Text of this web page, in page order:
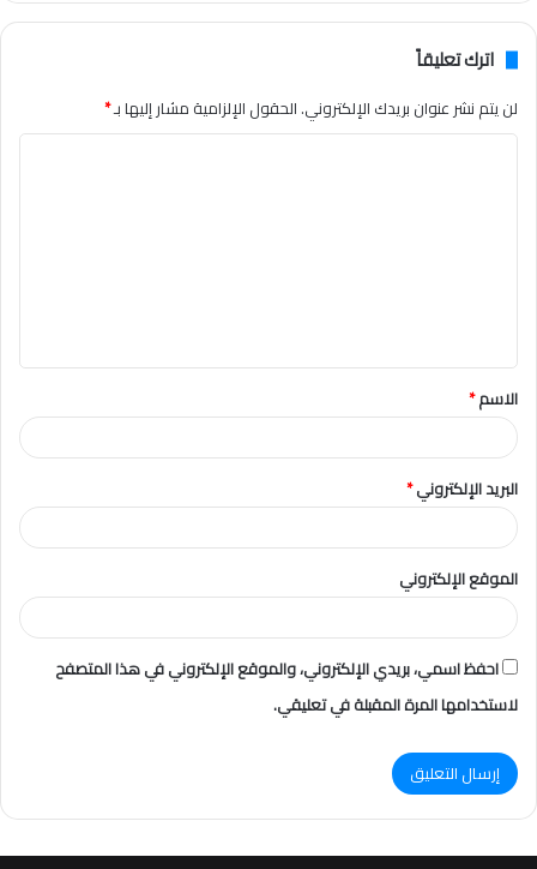
اترك تعليقاً
لن يتم نشر عنوان بريدك الإلكتروني.الحقول الإلزامية مشار إليها بـ*
ق
*
الاسم*
البريد الإلكتروني*
الموقع الإلكتروني
احفظ اسمي، بريدي الإلكتروني، والموقع الإلكتروني في هذا المتصفح
لاستخدامها المرة المقبلة في تعليقي.